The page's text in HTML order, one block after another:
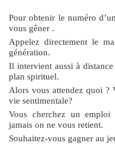
Pour obtenir le numéro
vous gêner .
Appelez directement le
génération.
Il intervient aussi à
plan spirituel.
Alors vous attendez quoi ?
vie sentimentale?
Vous cherchez un
jamais on ne vous retient.
Souhaitez-vous gagner au